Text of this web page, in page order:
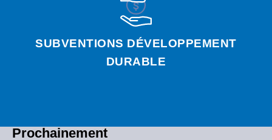
SUBVENTIONS DÉVELOPPEMENT
DURABLE
Prochainement